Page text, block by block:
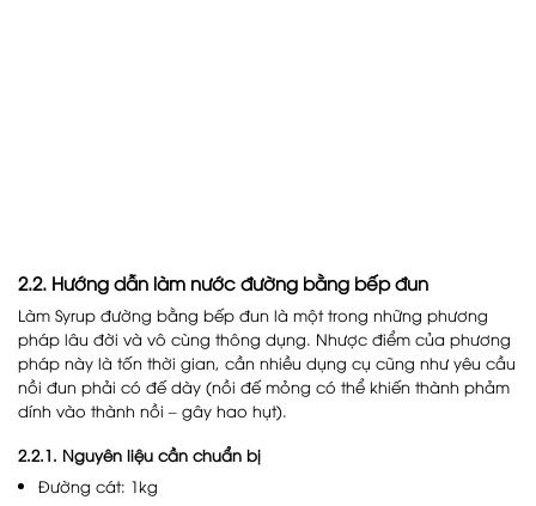
2.2. Hướng dẫn làm nước đường bằng bếp đun
Làm Syrup đường bằng bếp đun là một trong những phương
pháp lâu đời và vô cùng thông dụng. Nhược điểm của phương
pháp này là tốn thời gian, cần nhiều dụng cụ cũng như yêu cầu
nồi đun phải có đế dày (nồi đế mỏng có thể khiến thành phảm
dính vào thành nồi – gây hao hụt).
2.2.1. Nguyên liệu cần chuẩn bị
Đường cát: 1kg